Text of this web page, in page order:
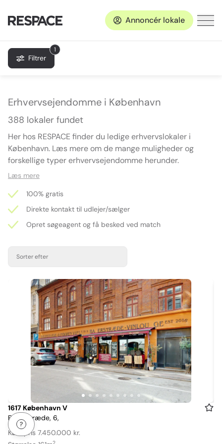
Annoncér lokale
1
Filtrer
Erhvervsejendomme i København
388 lokaler fundet
Her hos RESPACE finder du ledige erhvervslokaler i
København. Læs mere om de mange muligheder og
forskellige typer erhvervsejendomme herunder.
Læs mere
100% gratis
Direkte kontakt til udlejer/sælger
Opret søgeagent og få besked ved match
Sorter efter
Item
1
of
1617 København V
Bagerstræde, 6,
Købspris 7.450.000 kr.
2